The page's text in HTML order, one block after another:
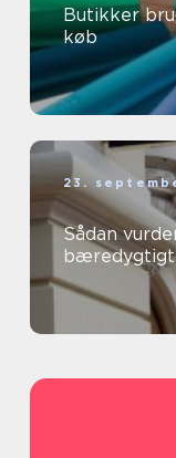
Butikker
køb
23.
Sådan
bæredygtigt